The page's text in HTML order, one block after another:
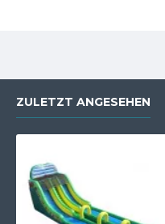
ZULETZT ANGESEHEN